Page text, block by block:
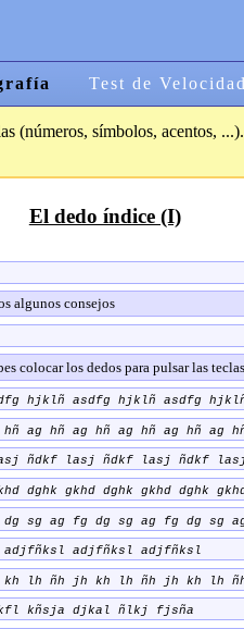
Test de Velocidad
(números, símbolos, acentos,
El dedo índice (I)
algunos consejos
colocar los dedos para pulsar las
hjklñ asdfg hjklñ asdfg
ag hñ ag hñ ag hñ ag hñ ag
ñdkf lasj ñdkf lasj ñdkf lasj
dghk gkhd dghk gkhd dghk
sg ag fg dg sg ag fg dg sg
adjfñksl adjfñksl
lh ñh jh kh lh ñh jh kh lh
kñsja djkal ñlkj fjsña